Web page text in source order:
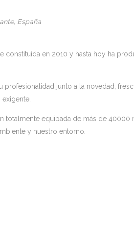
España
constituida en 2010 y hasta hoy ha
profesionalidad junto a la novedad,
totalmente equipada de más de
y nuestro entorno.